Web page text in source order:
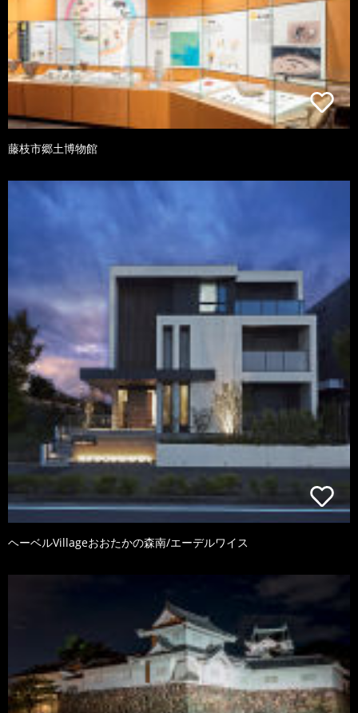
藤枝市郷土博物館
ヘーベルVillageおおたかの森南/エーデルワイス